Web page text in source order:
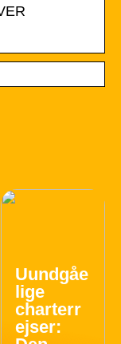
Uundgåe
lige
charterr
ejser: